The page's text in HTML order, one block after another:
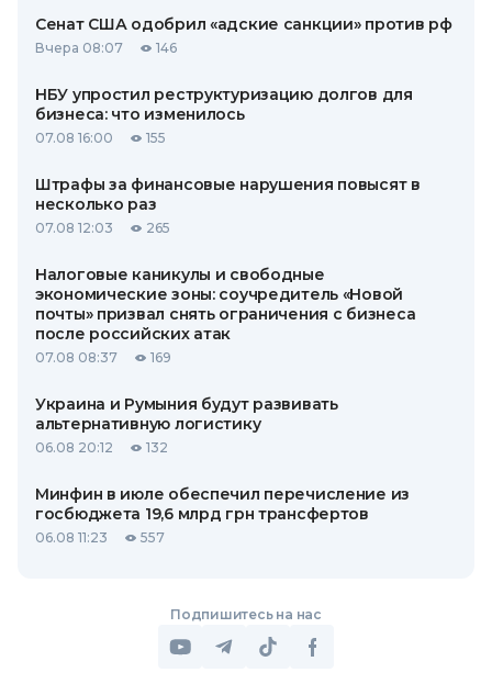
Сенат США одобрил «адские санкции» против рф
Вчера 08:07 146
НБУ упростил реструктуризацию долгов для
бизнеса: что изменилось
07.08 16:00 155
Штрафы за финансовые нарушения повысят в
несколько раз
07.08 12:03 265
Налоговые каникулы и свободные
экономические зоны: соучредитель «Новой
почты» призвал снять ограничения с бизнеса
после российских атак
07.08 08:37 169
Украина и Румыния будут развивать
альтернативную логистику
06.08 20:12 132
Минфин в июле обеспечил перечисление из
госбюджета 19,6 млрд грн трансфертов
06.08 11:23 557
Подпишитесь на нас